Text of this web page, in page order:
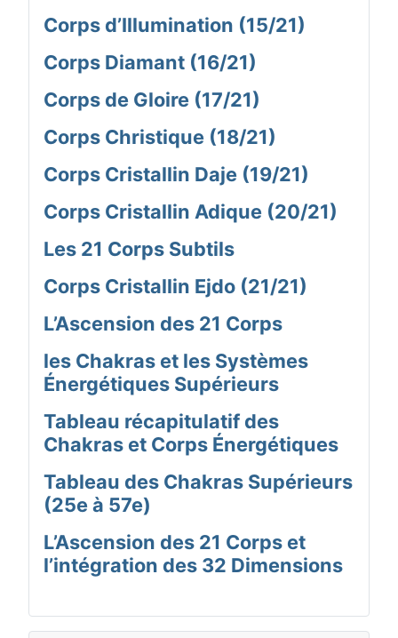
Corps d’Illumination (15/21)
Corps Diamant (16/21)
Corps de Gloire (17/21)
Corps Christique (18/21)
Corps Cristallin Daje (19/21)
Corps Cristallin Adique (20/21)
Les 21 Corps Subtils
Corps Cristallin Ejdo (21/21)
L’Ascension des 21 Corps
les Chakras et les Systèmes
Énergétiques Supérieurs
Tableau récapitulatif des
Chakras et Corps Énergétiques
Tableau des Chakras Supérieurs
(25e à 57e)
L’Ascension des 21 Corps et
l’intégration des 32 Dimensions